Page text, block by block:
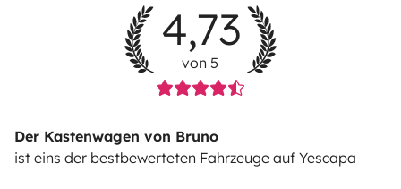
4,73
von 5
Der Kastenwagen von Bruno
ist eins der bestbewerteten Fahrzeuge auf Yescapa